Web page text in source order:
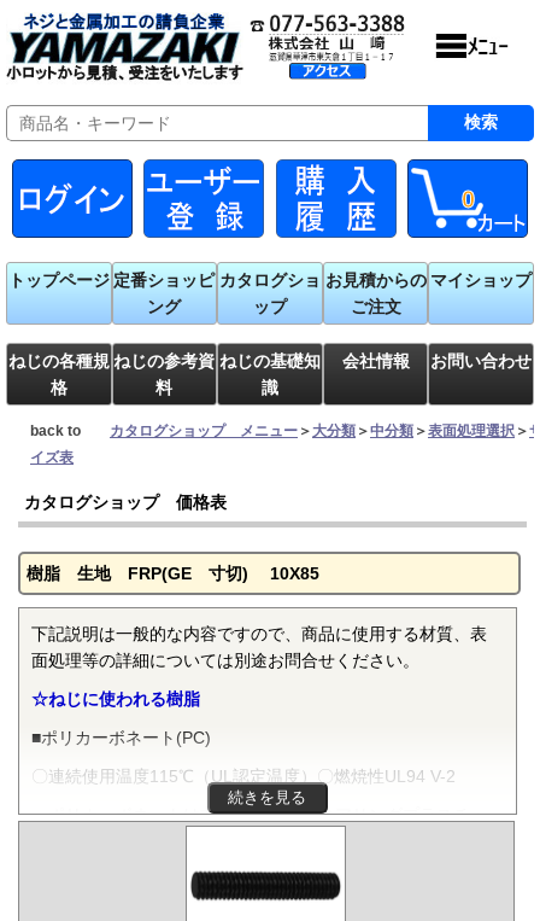
0
トップページ 定番ショッピ
ング
カタログショ
ップ
お見積からの
ご注文
マイショップ
ねじの各種規
格
ねじの参考資
料
ねじの基礎知
識
会社情報 お問い合わせ
back to カタログショップ メニュー ＞大分類 ＞中分類 ＞表面処理選択 ＞
イズ表
カタログショップ 価格表
樹脂 生地 FRP(GE 寸切) 10X85
下記説明は一般的な内容ですので、商品に使用する材質、表
面処理等の詳細については別途お問合せください。
☆ねじに使われる樹脂
■ポリカーボネート(PC)
〇連続使用温度115℃（UL認定温度）〇燃焼性UL94 V-2
ポリカーボネートは非晶性のエンジニアリングプラスチッ
どをバランスよく備え、かつ透明で自己消火性を示すことか
ら、電気・電子分野から自動車、医療分野にいたるまで、幅
続きを見る